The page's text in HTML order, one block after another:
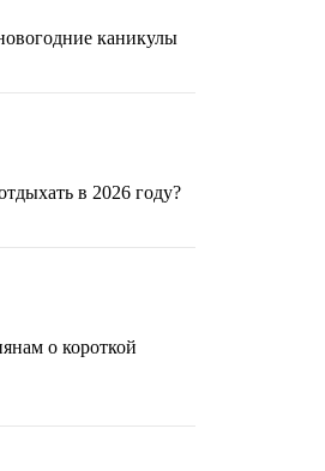
каникулы
в 2026 году?
о короткой